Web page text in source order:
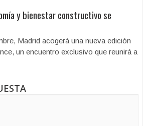
y bienestar constructivo se
Madrid acogerá una nueva edición
un encuentro exclusivo que reunirá a